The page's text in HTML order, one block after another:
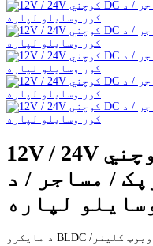
12V / 24V کوچني DC برش پرته
/ مساجر / د
لپاره
د مایکرو BLDC برش پرته موټور د فاشیا ګن/مساجر/روبوټ کلینر/